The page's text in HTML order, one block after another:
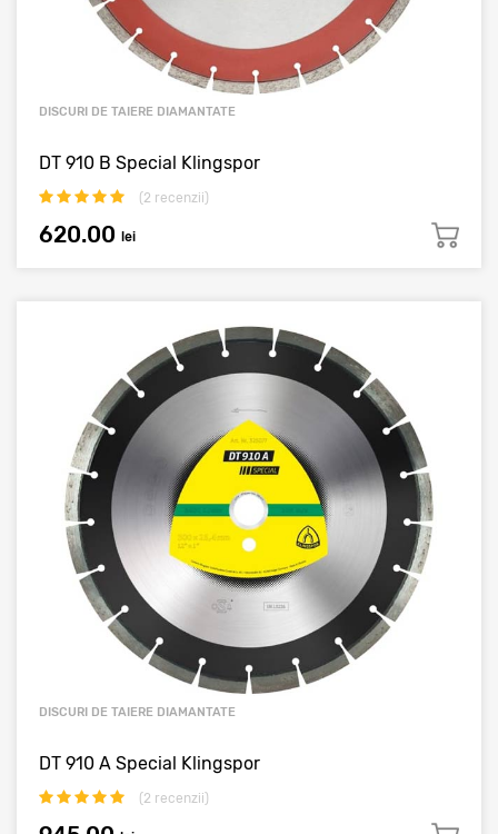
DISCURI DE TAIERE DIAMANTATE
DT 910 B Special Klingspor
(2 recenzii)
620.00 lei
DISCURI DE TAIERE DIAMANTATE
DT 910 A Special Klingspor
(2 recenzii)